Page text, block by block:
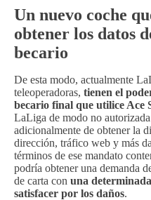
Un nuevo coche
obtener los datos
becario
De esta modo, actualmente
teleoperadoras, tienen el
becario final que utilice Ace
LaLiga de modo no
adicionalmente de obtener la
dirección, tráfico web y más
términos de ese mandato
podría obtener una demanda
de carta con una
satisfacer por los daños.